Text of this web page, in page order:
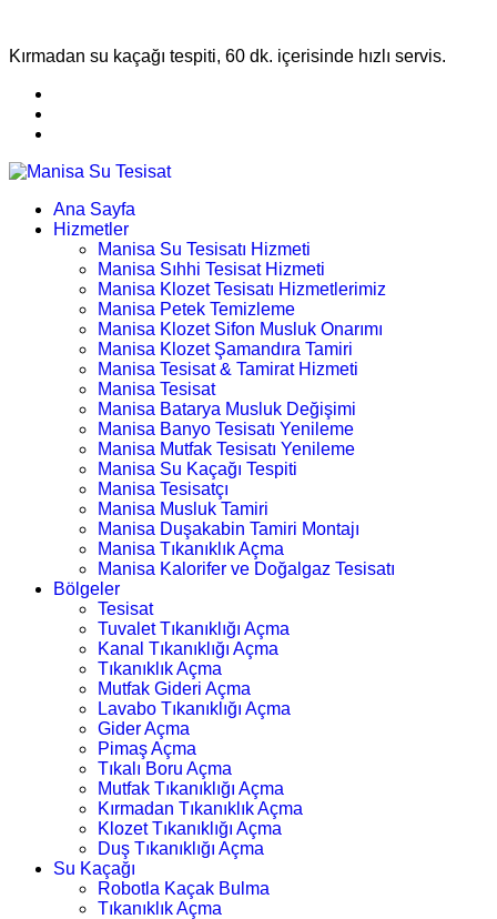
Kırmadan su kaçağı tespiti, 60 dk. içerisinde hızlı servis.
Ana Sayfa
Hizmetler
Manisa Su Tesisatı Hizmeti
Manisa Sıhhi Tesisat Hizmeti
Manisa Klozet Tesisatı Hizmetlerimiz
Manisa Petek Temizleme
Manisa Klozet Sifon Musluk Onarımı
Manisa Klozet Şamandıra Tamiri
Manisa Tesisat & Tamirat Hizmeti
Manisa Tesisat
Manisa Batarya Musluk Değişimi
Manisa Banyo Tesisatı Yenileme
Manisa Mutfak Tesisatı Yenileme
Manisa Su Kaçağı Tespiti
Manisa Tesisatçı
Manisa Musluk Tamiri
Manisa Duşakabin Tamiri Montajı
Manisa Tıkanıklık Açma
Manisa Kalorifer ve Doğalgaz Tesisatı
Bölgeler
Tesisat
Tuvalet Tıkanıklığı Açma
Kanal Tıkanıklığı Açma
Tıkanıklık Açma
Mutfak Gideri Açma
Lavabo Tıkanıklığı Açma
Gider Açma
Pimaş Açma
Tıkalı Boru Açma
Mutfak Tıkanıklığı Açma
Kırmadan Tıkanıklık Açma
Klozet Tıkanıklığı Açma
Duş Tıkanıklığı Açma
Su Kaçağı
Robotla Kaçak Bulma
Tıkanıklık Açma